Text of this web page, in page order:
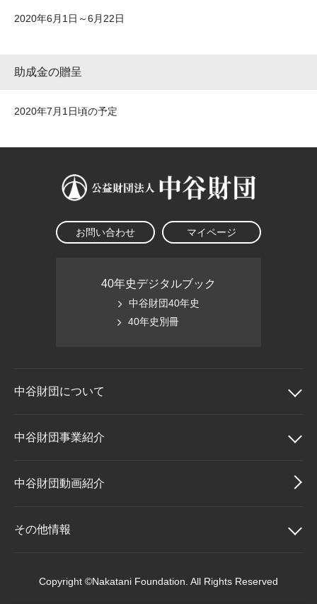
2020年6月1日～6月22日
助成金の贈呈
2020年7月1日頃の予定
お問い合わせ マイページ
40年史デジタルブック
中谷財団40年史
40年史別冊
中谷財団について
中谷財団について
理事長挨拶
設立趣意書
中谷財団事業紹介
中谷財団事業紹介
中谷賞
中谷財団動画紹介
その他情報
Copyright ©Nakatani Foundation. All Rights Reserved